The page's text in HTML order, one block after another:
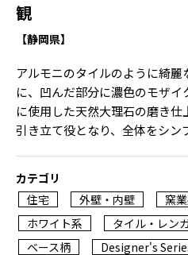
観
【静岡県】
アルモニのタイルのように綺
に、凹んだ部分に濃色のモザイ
に使用した天然大理石の磨き
引き立て役となり、全体をシン
カテゴリ
住宅
外壁・内壁
窯
ホワイト系
タイル・レン
ベース柄
Designer's